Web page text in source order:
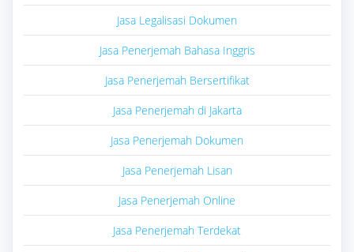
Jasa Legalisasi Dokumen
Jasa Penerjemah Bahasa Inggris
Jasa Penerjemah Bersertifikat
Jasa Penerjemah di Jakarta
Jasa Penerjemah Dokumen
Jasa Penerjemah Lisan
Jasa Penerjemah Online
Jasa Penerjemah Terdekat